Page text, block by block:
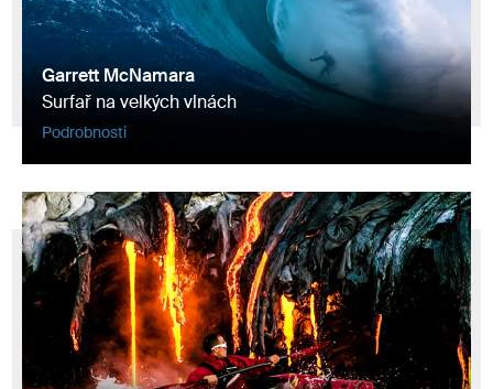
Garrett McNamara
Surfař na velkých vlnách
Podrobnosti